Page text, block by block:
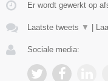
Er wordt gewerkt op
Laatste tweets ▼
Sociale media: